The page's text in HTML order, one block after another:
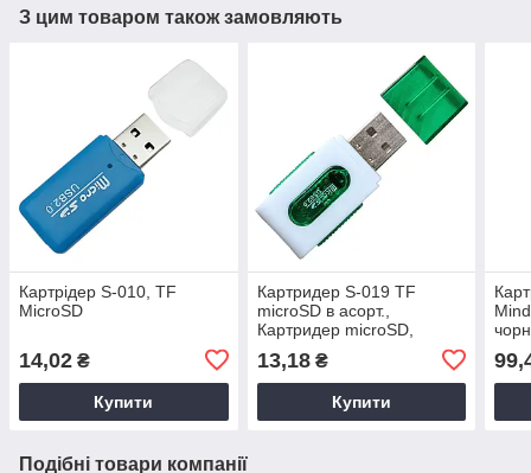
З цим товаром також замовляють
Картрідер S-010, TF
MicroSD
14,02 ₴
Купити
Картридер S-019 TF
microSD в асорт.,
Картридер microSD,
адаптер для microSD
карти
13,18₴
Купити
Подібні товари компанії